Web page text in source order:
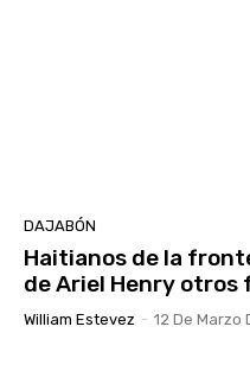
DAJABÓN
Haitianos de la
de Ariel Henry otros
William Estevez - 12 De Marzo